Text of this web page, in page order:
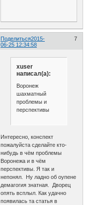
Поделиться 7
2015-
06-25 12:34:58
xuser
написал(а):
Воронеж
шахматный
проблемы и
перспективы
Интересно, конспект
пожалуйста сделайте кто-
нибудь в чём проблемы
Воронежа и в чём
перспективы. Я так и
непонял. Ну ладно об оупене
демагогия знатная. Дворец
опять всплыл. Как удачно
появилась та статья в